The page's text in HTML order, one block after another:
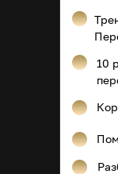
10